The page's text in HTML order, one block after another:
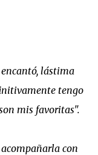
encantó, lástima
tengo
mis favoritas".
con